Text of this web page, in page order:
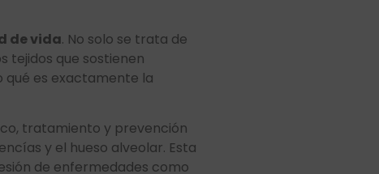
de vida. No solo se trata de
tejidos que sostienen
qué es exactamente la
tratamiento y prevención
y el hueso alveolar. Esta
de enfermedades como